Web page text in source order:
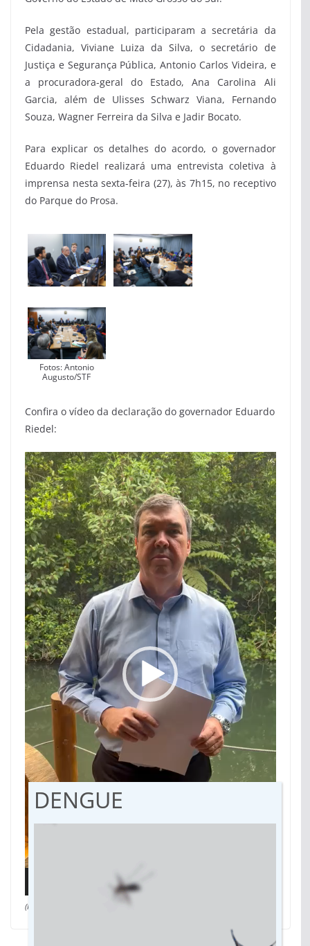
Pela gestão estadual, participaram a secretária da
Cidadania, Viviane Luiza da Silva, o secretário de
Justiça e Segurança Pública, Antonio Carlos Videira, e
a procuradora-geral do Estado, Ana Carolina Ali
Garcia, além de Ulisses Schwarz Viana, Fernando
Souza, Wagner Ferreira da Silva e Jadir Bocato.
Para explicar os detalhes do acordo, o governador
Eduardo Riedel realizará uma entrevista coletiva à
imprensa nesta sexta-feira (27), às 7h15, no receptivo
do Parque do Prosa.
Fotos: Antonio
Augusto/STF
Confira o vídeo da declaração do governador Eduardo
Riedel:
Tocador
de
vídeo
(Por Paulo Fernandes, da assessoria – Fotos: Antonio Augusto/STF)
DENGUE